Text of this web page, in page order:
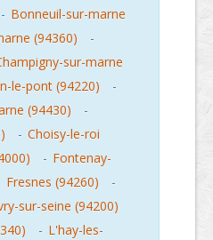
- Bonneuil-sur-marne
(94360)
-
sur-marne
le-pont (94220)
-
(94430)
-
- Choisy-le-roi
- Fontenay-
Fresnes (94260)
-
sur-seine (94200)
- L'hay-les-